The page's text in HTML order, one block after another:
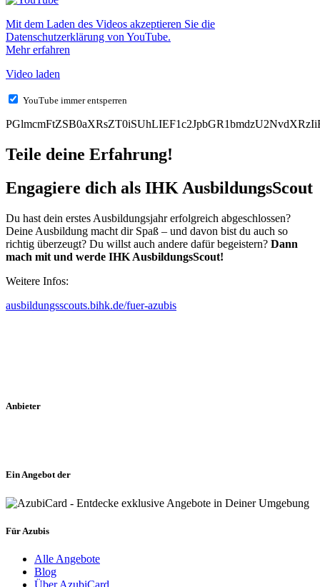
Mit dem Laden des Videos akzeptieren Sie die
Datenschutzerklärung von YouTube.
Mehr erfahren
Video laden
YouTube immer entsperren
Teile deine Erfahrung!
Engagiere dich als IHK AusbildungsScout
Du hast dein erstes Ausbildungsjahr erfolgreich abgeschlossen?
Deine Ausbildung macht dir Spaß – und davon bist du auch so
richtig überzeugt? Du willst auch andere dafür begeistern? Dann
mach mit und werde IHK AusbildungsScout!
Weitere Infos:
ausbildungsscouts.bihk.de/fuer-azubis
Anbieter
Ein Angebot der
Für Azubis
Alle Angebote
Blog
Über AzubiCard